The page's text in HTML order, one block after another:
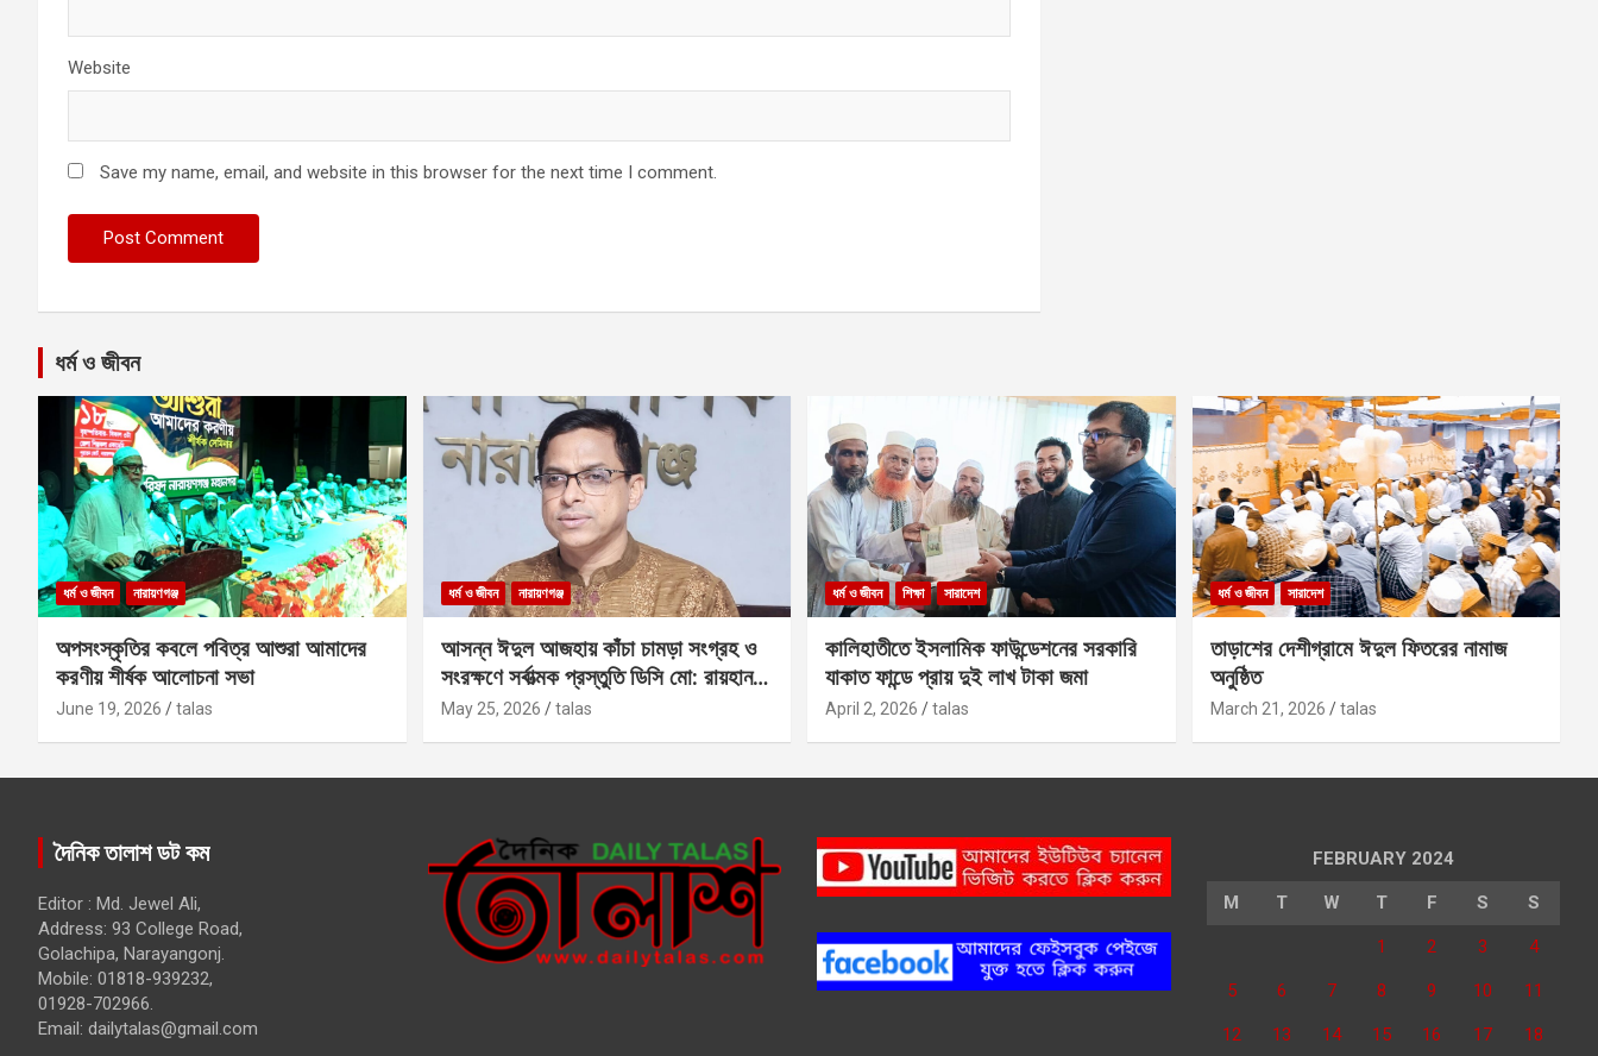
Website
Save my name, email, and website in this browser for the next time I comment.
ধর্ম ও জীবন
ধর্ম ও জীবন নারায়ণগঞ্জ
অপসংস্কৃতির কবলে পবিত্র আশুরা আমাদের
করণীয় শীর্ষক আলোচনা সভা
June 19, 2026 talas
ধর্ম ও জীবন নারায়ণগঞ্জ
আসন্ন ঈদুল আজহায় কাঁচা চামড়া সংগ্রহ ও
সংরক্ষণে সর্বাত্মক প্রস্তুতি ডিসি মো: রায়হান
কবির
May 25, 2026 talas
ধর্ম ও জীবন শিক্ষা সারাদেশ
কালিহাতীতে ইসলামিক ফাউন্ডেশনের সরকারি
যাকাত ফান্ডে প্রায় দুই লাখ টাকা জমা
April 2, 2026 talas
ধর্ম ও জীবন সারাদেশ
তাড়াশের দেশীগ্রামে ঈদুল ফিতরের নামাজ
অনুষ্ঠিত
March 21, 2026 talas
দৈনিক তালাশ ডট কম
Editor : Md. Jewel Ali,
Address: 93 College Road,
Golachipa, Narayangonj.
Mobile: 01818-939232,
01928-702966.
Email: dailytalas@gmail.com
FEBRUARY 2024
M T W T F S S
1 2 3 4
5 6 7 8 9 10 11
12 13 14 15 16 17 18